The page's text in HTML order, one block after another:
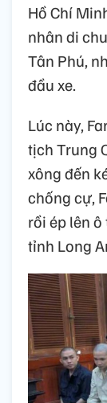
Hồ Chí
nhân di
Tân Phú,
đầu xe.
Lúc này,
tịch Trung
xông đến
chống cự,
rồi ép lên
tỉnh Long